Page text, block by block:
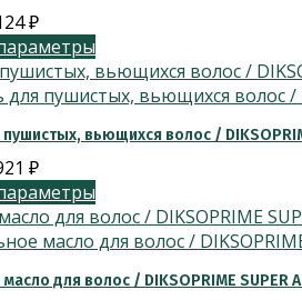
₽
вьющихся волос /
₽
для волос / DIKSOPRIME SUPER